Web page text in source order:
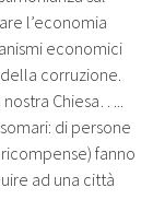
l’economia
economici
corruzione.
nostra Chiesa…..
di persone
fanno
ad una città